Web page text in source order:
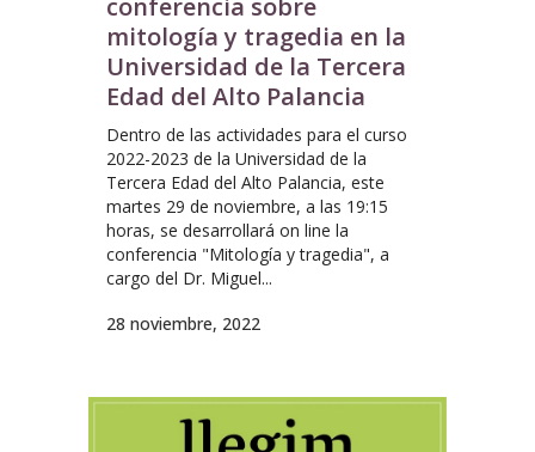
mitología y tragedia en la
Universidad de la Tercera
Edad del Alto Palancia
Dentro de las actividades para el curso
2022-2023 de la Universidad de la
Tercera Edad del Alto Palancia, este
martes 29 de noviembre, a las 19:15
horas, se desarrollará on line la
conferencia "Mitología y tragedia", a
cargo del Dr. Miguel...
28 noviembre, 2022